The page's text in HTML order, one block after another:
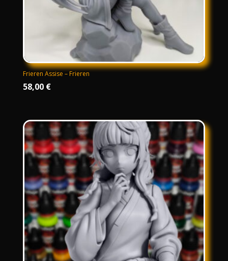
Frieren Assise – Frieren
58,00 €